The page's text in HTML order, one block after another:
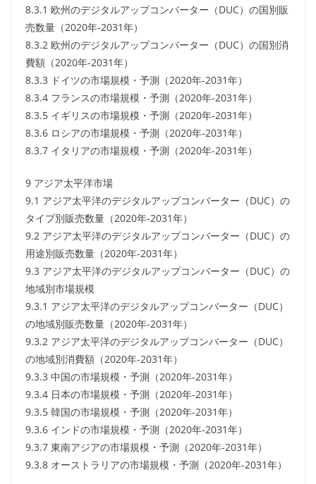
8.3.1 欧州のデジタルアップコンバーター（DUC）の国別販
売数量（2020年-2031年）
8.3.2 欧州のデジタルアップコンバーター（DUC）の国別消
費額（2020年-2031年）
8.3.3 ドイツの市場規模・予測（2020年-2031年）
8.3.4 フランスの市場規模・予測（2020年-2031年）
8.3.5 イギリスの市場規模・予測（2020年-2031年）
8.3.6 ロシアの市場規模・予測（2020年-2031年）
8.3.7 イタリアの市場規模・予測（2020年-2031年）
9 アジア太平洋市場
9.1 アジア太平洋のデジタルアップコンバーター（DUC）の
タイプ別販売数量（2020年-2031年）
9.2 アジア太平洋のデジタルアップコンバーター（DUC）の
用途別販売数量（2020年-2031年）
9.3 アジア太平洋のデジタルアップコンバーター（DUC）の
地域別市場規模
9.3.1 アジア太平洋のデジタルアップコンバーター（DUC）
の地域別販売数量（2020年-2031年）
9.3.2 アジア太平洋のデジタルアップコンバーター（DUC）
の地域別消費額（2020年-2031年）
9.3.3 中国の市場規模・予測（2020年-2031年）
9.3.4 日本の市場規模・予測（2020年-2031年）
9.3.5 韓国の市場規模・予測（2020年-2031年）
9.3.6 インドの市場規模・予測（2020年-2031年）
9.3.7 東南アジアの市場規模・予測（2020年-2031年）
9.3.8 オーストラリアの市場規模・予測（2020年-2031年）